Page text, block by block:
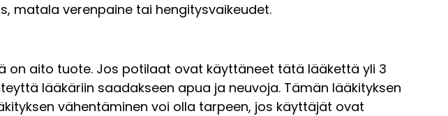
matala verenpaine tai hengitysvaikeudet.
on aito tuote. Jos potilaat ovat käyttäneet tätä lääkettä yli 3
lääkäriin saadakseen apua ja neuvoja. Tämän lääkityksen
vähentäminen voi olla tarpeen, jos käyttäjät ovat